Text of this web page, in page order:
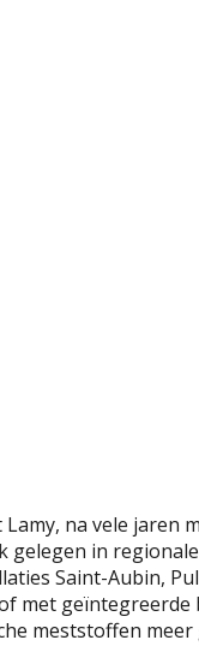
na vele jaren
in
Saint-Aubin,
met
meststoffen